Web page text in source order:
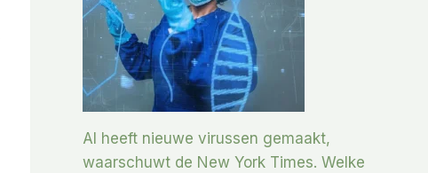
AI heeft nieuwe virussen gemaakt,
waarschuwt de New York Times. Welke